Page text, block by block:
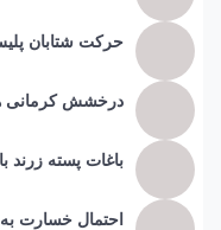
حرکت شتابان
درخشش کرمانی
باغات پسته
احتمال خسارت